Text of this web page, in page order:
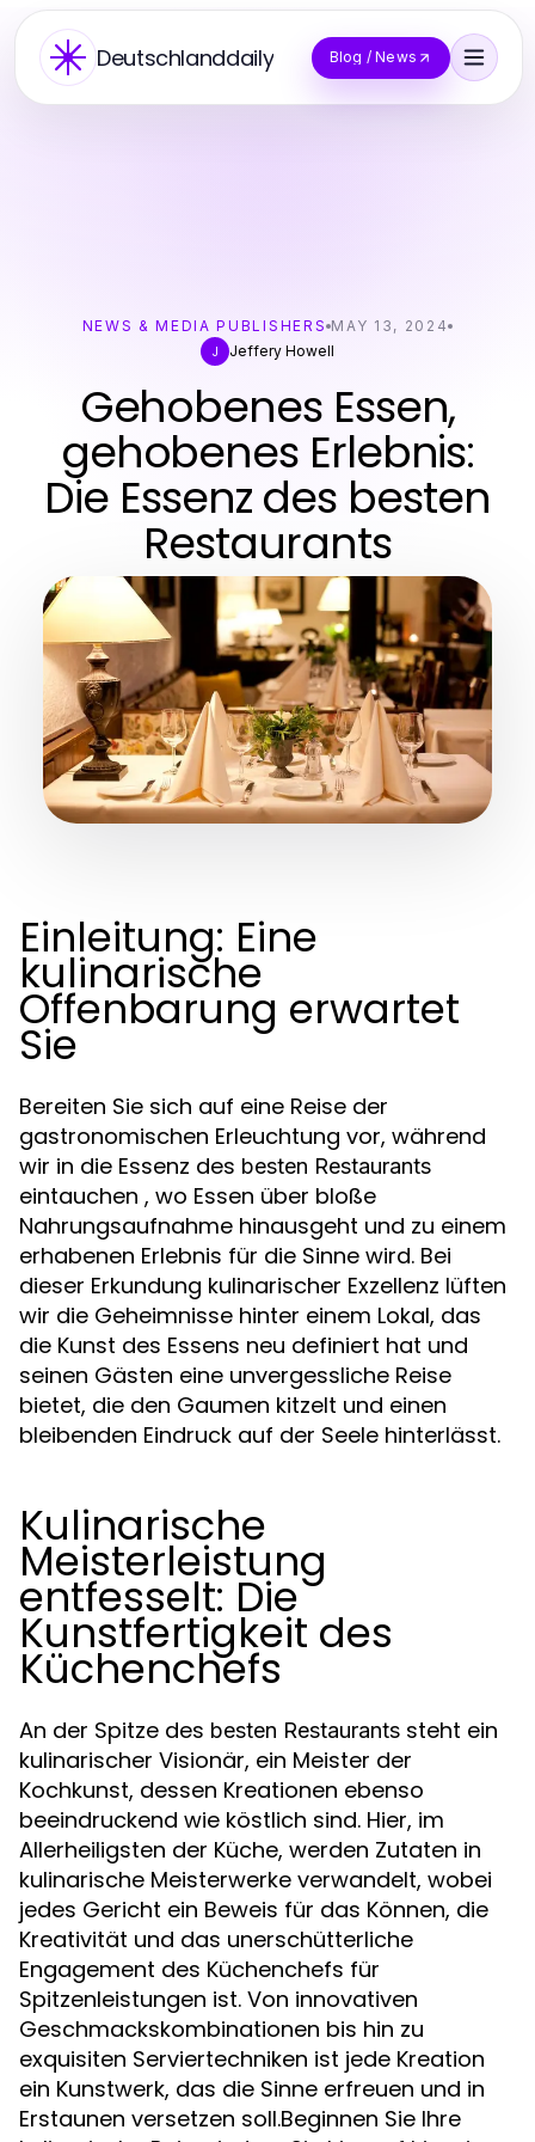
Deutschlanddaily Blog / News
NEWS & MEDIA PUBLISHERS MAY 13, 2024
J
Jeffery Howell
Gehobenes Essen,
gehobenes Erlebnis:
Die Essenz des besten
Restaurants
Einleitung: Eine
kulinarische
Offenbarung erwartet
Sie
Bereiten Sie sich auf eine Reise der
gastronomischen Erleuchtung vor, während
wir in die Essenz des besten Restaurants
eintauchen , wo Essen über bloße
Nahrungsaufnahme hinausgeht und zu einem
erhabenen Erlebnis für die Sinne wird. Bei
dieser Erkundung kulinarischer Exzellenz lüften
wir die Geheimnisse hinter einem Lokal, das
die Kunst des Essens neu definiert hat und
seinen Gästen eine unvergessliche Reise
bietet, die den Gaumen kitzelt und einen
bleibenden Eindruck auf der Seele hinterlässt.
Kulinarische
Meisterleistung
entfesselt: Die
Kunstfertigkeit des
Küchenchefs
An der Spitze des besten Restaurants steht ein
kulinarischer Visionär, ein Meister der
Kochkunst, dessen Kreationen ebenso
beeindruckend wie köstlich sind. Hier, im
Allerheiligsten der Küche, werden Zutaten in
kulinarische Meisterwerke verwandelt, wobei
jedes Gericht ein Beweis für das Können, die
Kreativität und das unerschütterliche
Engagement des Küchenchefs für
Spitzenleistungen ist. Von innovativen
Geschmackskombinationen bis hin zu
exquisiten Serviertechniken ist jede Kreation
ein Kunstwerk, das die Sinne erfreuen und in
Erstaunen versetzen soll.Beginnen Sie Ihre